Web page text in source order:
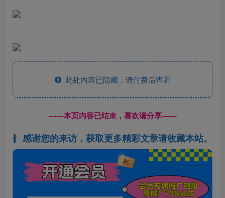
此处内容已隐藏，请付费后查看
------本页内容已结束，喜欢请分享------
感谢您的来访，获取更多精彩文章请收藏本站。